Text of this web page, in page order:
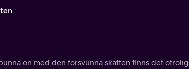
ön med den försvunna skatten finns det